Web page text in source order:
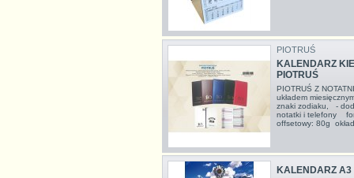
PIOTRUŚ
KALENDARZ
PIOTRUŚ
PIOTRUŚ Z
układem
znaki zodiaku, -
notatki i telefony
offsetowy: 80g
KALENDARZ A3